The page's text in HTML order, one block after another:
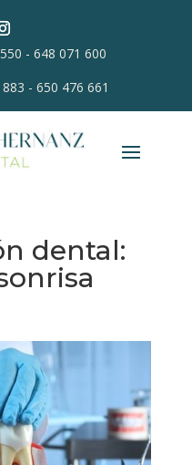
-648 071 600
- 650 476 661
dental: